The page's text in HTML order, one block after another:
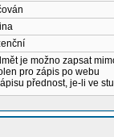
je možno zapsat
pro zápis po webu
přednost, je-li ve